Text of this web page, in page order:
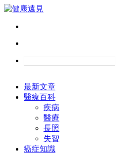
最新文章
醫療百科
疾病
醫療
長照
失智
癌症知識